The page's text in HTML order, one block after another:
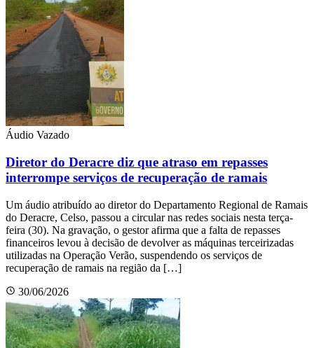
Áudio Vazado
Diretor do Deracre diz que atraso em repasses
interrompe serviços de recuperação de ramais
Um áudio atribuído ao diretor do Departamento Regional de Ramais
do Deracre, Celso, passou a circular nas redes sociais nesta terça-
feira (30). Na gravação, o gestor afirma que a falta de repasses
financeiros levou à decisão de devolver as máquinas terceirizadas
utilizadas na Operação Verão, suspendendo os serviços de
recuperação de ramais na região da […]
30/06/2026